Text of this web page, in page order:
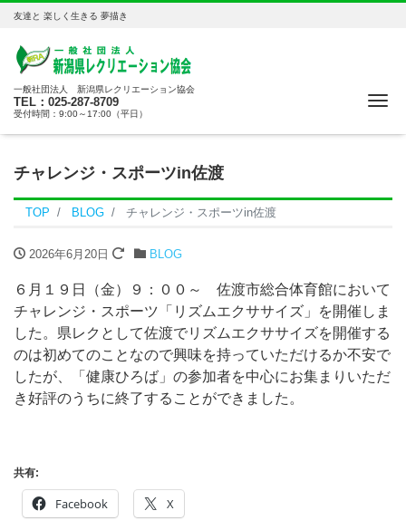
友達と 楽しく生きる 夢描き
一般社団法人 新潟県レクリエーション協会
TEL：025-287-8709
受付時間：9:00～17:00（平日）
チャレンジ・スポーツin佐渡
TOP BLOG チャレンジ・スポーツin佐渡
2026年6月20日 BLOG
６月１９日（金）９：００～ 佐渡市総合体育館において
チャレンジ・スポーツ「リズムエクササイズ」を開催しま
した。県レクとして佐渡でリズムエクササイズを開催する
のは初めてのことなので興味を持っていただけるか不安で
したが、「健康ひろば」の参加者を中心にお集まりいただ
き好評のうちに終了することができました。
共有:
Facebook X